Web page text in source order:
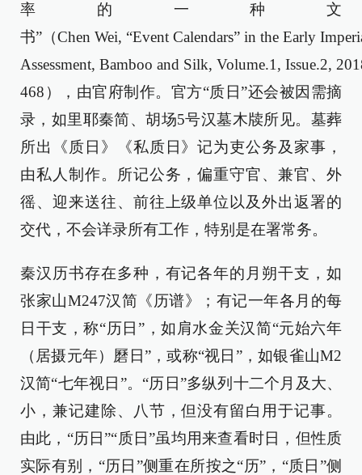
率的一种文
书”（Chen Wei, “Event Calendars” in the Early
Assessment, Bamboo and Silk, Volume.1, Issue.2,
468），由官府制作。官方“质日”还会被因需摘
录，如里耶秦简、胡场5号汉墓木牍所见。墓葬
所出《质日》《私质日》记为吏公务及家事，
由私人制作。所记公务，偏重守官、兼官、外
徭、迎来送往、前往上级单位以及外出返署的
交代，不会详录所有工作，特别是在署常务。
秦汉历书存在多种，有记各年的月朔干支，如
张家山M247汉简《历谱》；有记一年各月的每
日干支，称“历日”，如肩水金关汉简“元始六年
（居摄元年）磿日”，或称“视日”，如银雀山M2
汉简“七年视日”。“历日”多纵列十二个月及大、
小，兼记建除、八节，但没有留白用于记事。
由此，“历日”“质日”虽均用来查看时日，但性质
实际有别，“历日”侧重在所按之“历”，“质日”侧